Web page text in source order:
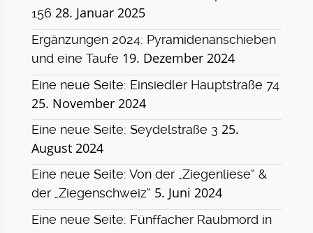
156 28. Januar 2025
Ergänzungen 2024: Pyramidenanschieben
und eine Taufe 19. Dezember 2024
Eine neue Seite: Einsiedler Hauptstraße 74
25. November 2024
Eine neue Seite: Seydelstraße 3 25.
August 2024
Eine neue Seite: Von der „Ziegenliese“ &
der „Ziegenschweiz“ 5. Juni 2024
Eine neue Seite: Fünffacher Raubmord in